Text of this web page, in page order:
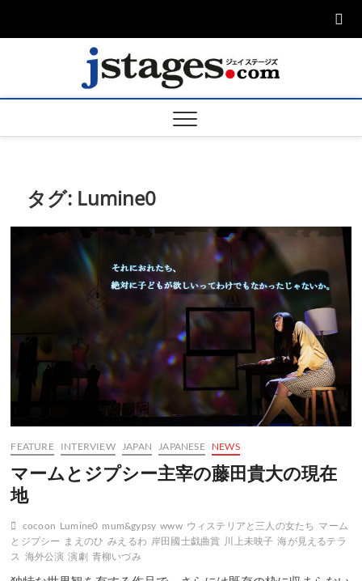
ージ
タグ: Lumine0
FEATURE INTERVIEW JAPAN JAPANESE NEWS
マームとジプシー主宰の藤田貴大の現在
地
cocoon Lumine0 mum&gypsy www ウィステリアと三人の女たち マーム
とジプシー まえのひ みえるわ 岸田國士戯曲賞 川上未映子 海が見えるテラ
ス 海外公演 演劇 青柳いづみ